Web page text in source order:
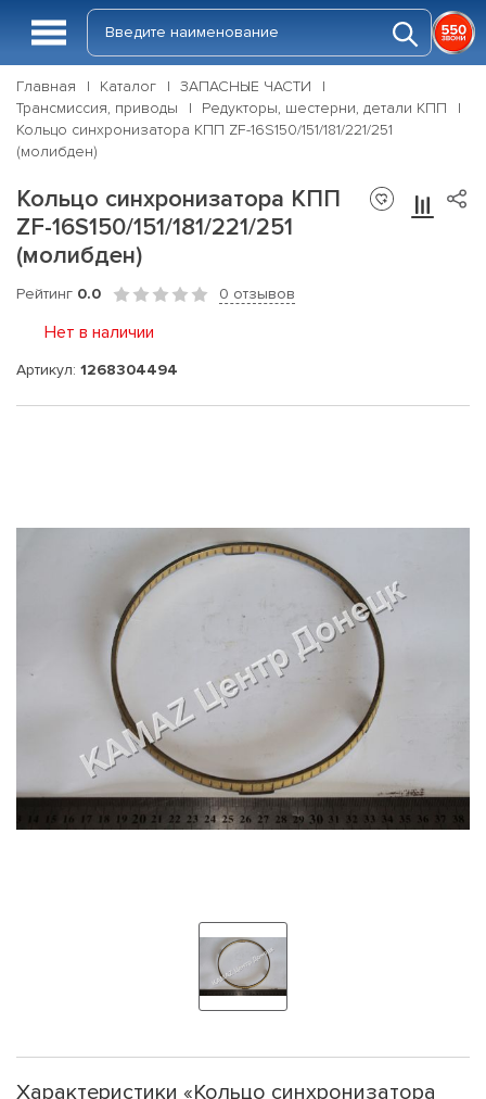
Главная Каталог
ЗАПАСНЫЕ ЧАСТИ
Трансмиссия, приводы
Редукторы, шестерни, детали КПП
Кольцо синхронизатора КПП ZF-16S150/151/181/221/251
(молибден)
Кольцо синхронизатора КПП
ZF-16S150/151/181/221/251
(молибден)
Рейтинг 0.0 0 отзывов
Нет в наличии
Артикул: 1268304494
Характеристики «Кольцо синхронизатора